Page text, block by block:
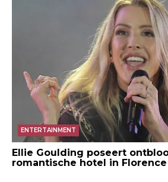
ENTERTAINMENT
Ellie Goulding poseert
romantische hotel in Florence